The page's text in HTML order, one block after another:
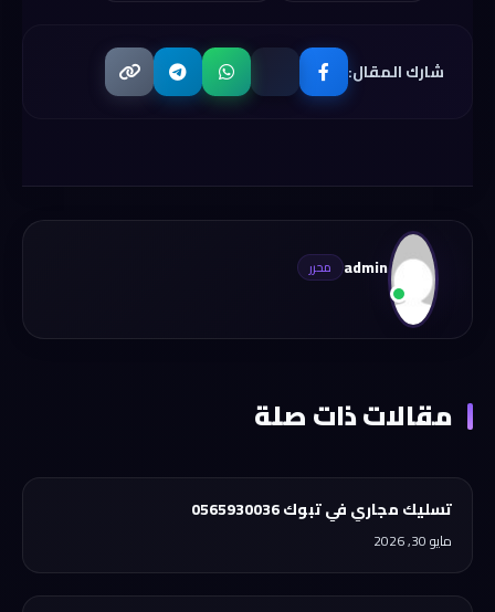
شارك المقال:
admin
مقالات ذات صلة
تسليك مجاري في تبوك 0565930036
مايو 30, 2026